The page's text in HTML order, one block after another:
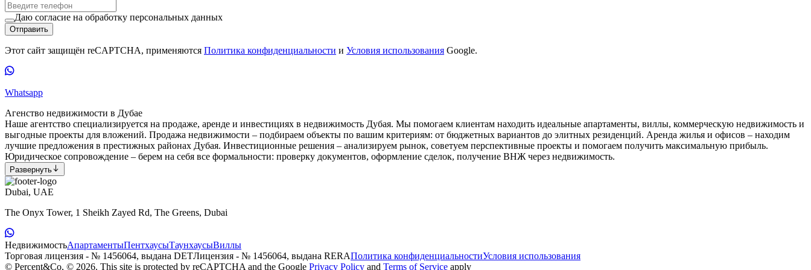
Даю согласие на обработку персональных данных
Отправить
Этот сайт защищён reCAPTCHA, применяются Политика конфиденциальности и Условия использования Google.
Whatsapp
Агенство недвижимости в Дубае
Наше агентство специализируется на продаже, аренде и инвестициях в недвижимость Дубая. Мы помогаем клиентам находить идеальные апартаменты, виллы, коммерческую недвижимость и
выгодные проекты для вложений. Продажа недвижимости – подбираем объекты по вашим критериям: от бюджетных вариантов до элитных резиденций. Аренда жилья и офисов – находим
лучшие предложения в престижных районах Дубая. Инвестиционные решения – анализируем рынок, советуем перспективные проекты и помогаем получить максимальную прибыль.
Юридическое сопровождение – берем на себя все формальности: проверку документов, оформление сделок, получение ВНЖ через недвижимость.
Развернуть
Dubai, UAE
The Onyx Tower, 1 Sheikh Zayed Rd, The Greens, Dubai
НедвижимостьАпартаментыПентхаусыТаунхаусыВиллы
Торговая лицензия - № 1456064, выдана DETЛицензия - № 1456064, выдана RERAПолитика конфиденциальностиУсловия использования
© Percent&Co, © 2026. This site is protected by reCAPTCHA and the Google Privacy Policy and Terms of Service apply